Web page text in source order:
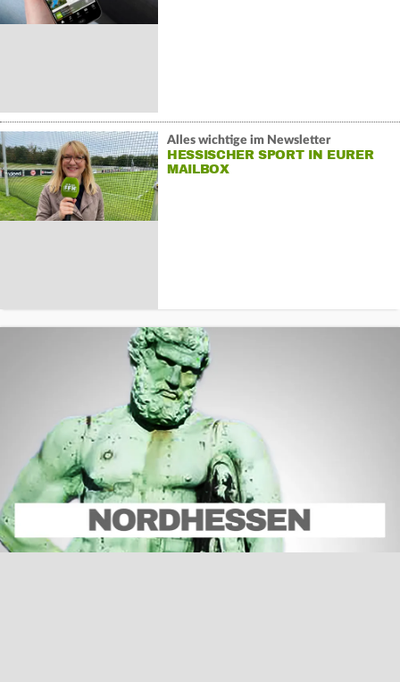
Alles wichtige im Newsletter
HESSISCHER SPORT IN EURER
MAILBOX